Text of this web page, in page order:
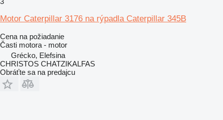
Motor Caterpillar 3176 na rýpadla Caterpillar 345B
Cena na požiadanie
Časti motora - motor
Grécko, Elefsina
CHRISTOS CHATZIKALFAS
Obráťte sa na predajcu